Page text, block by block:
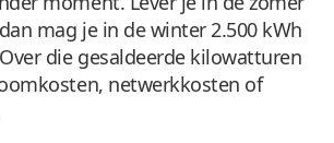
mag je in de winter 2.500 kWh
die gesaldeerde kilowatturen
netwerkkosten of